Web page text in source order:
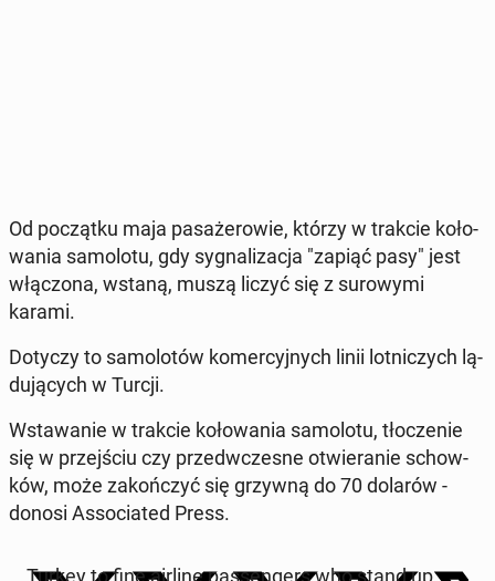
Od po­cząt­ku maja pa­sa­że­ro­wie, którzy w trakcie ko­ło­
wa­nia sa­mo­lo­tu, gdy sy­gna­li­za­cja "zapiąć pasy" jest
włą­czo­na, wstaną, muszą liczyć się z su­ro­wy­mi
karami.
Dotyczy to sa­mo­lo­tów ko­mer­cyj­nych linii lot­ni­czych lą­
du­ją­cych w Turcji.
Wsta­wa­nie w trakcie ko­ło­wa­nia sa­mo­lo­tu, tło­cze­nie
się w przej­ściu czy przed­wcze­sne otwie­ra­nie schow­
ków, może za­koń­czyć się grzywną do 70 dolarów -
donosi As­so­cia­ted Press.